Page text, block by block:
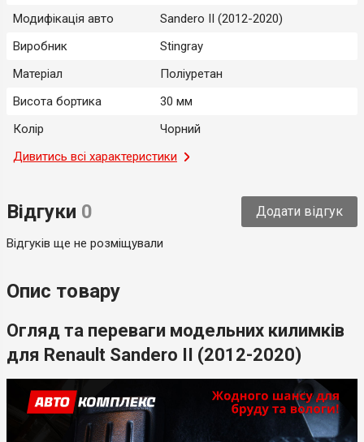
Модифікація авто
Sandero II (2012-2020)
Виробник
Stingray
Матеріал
Поліуретан
Висота бортика
30 мм
Колір
Чорний
Місце застосування
Салон
Країна-виробник
Дивитись всі характеристики
Відгуки 0 Додати відгук
Відгуків ще не розміщували
Опис товару
Огляд та переваги модельних килимків
для Renault Sandero II (2012-2020)